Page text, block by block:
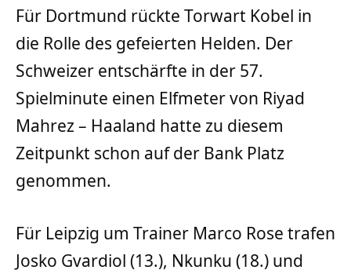
Für Dortmund rückte Torwart Kobel in
die Rolle des gefeierten Helden. Der
Schweizer entschärfte in der 57.
Spielminute einen Elfmeter von Riyad
Mahrez – Haaland hatte zu diesem
Zeitpunkt schon auf der Bank Platz
genommen.
Für Leipzig um Trainer Marco Rose trafen
Josko Gvardiol (13.), Nkunku (18.) und